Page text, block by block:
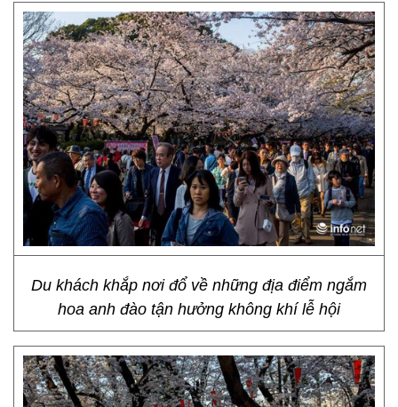
Du khách khắp nơi đổ về những địa điểm ngắm
hoa anh đào tận hưởng không khí lễ hội